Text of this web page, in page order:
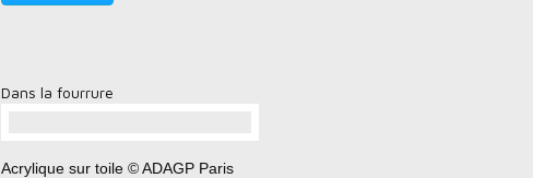
Dans la fourrure
Acrylique sur toile © ADAGP Paris